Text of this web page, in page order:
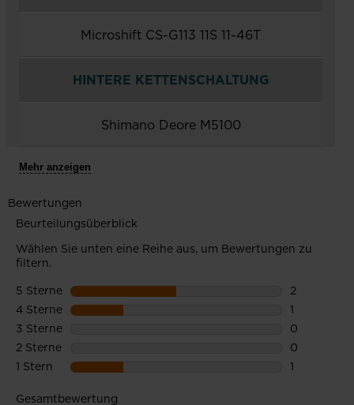
Microshift CS-G113 11S 11-46T
HINTERE KETTENSCHALTUNG
Shimano Deore M5100
Mehr anzeigen